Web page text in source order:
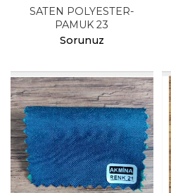
SATEN POLYESTER-
PAMUK 23
Sorunuz